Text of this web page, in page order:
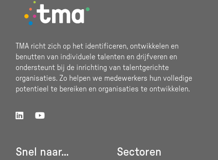
Footer
TMA richt zich op het identificeren, ontwikkelen en
benutten van individuele talenten en drijfveren en
ondersteunt bij de inrichting van talentgerichte
organisaties. Zo helpen we medewerkers hun volledige
potentieel te bereiken en organisaties te ontwikkelen.
Snel naar... Sectoren